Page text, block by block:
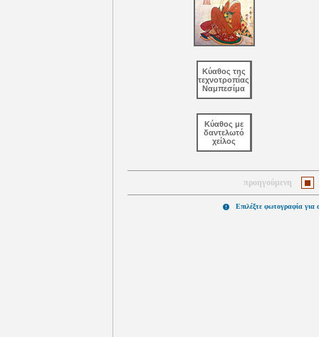
Κύαθος της
τεχνοτροπίας
Ναμπεσίμα
Κύαθος με
δαντελωτό
χείλος
προηγούμενη
Επιλέξτε φωτογραφία για